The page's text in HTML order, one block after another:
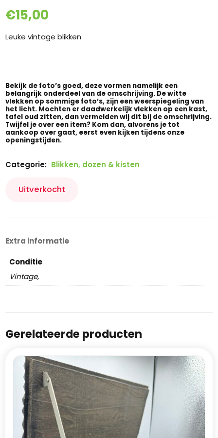
€15,00
Leuke vintage blikken
Bekijk de foto’s goed, deze vormen namelijk een
belangrijk onderdeel van de omschrijving. De witte
vlekken op sommige foto’s, zijn een weerspiegeling van
het licht. Mochten er daadwerkelijk vlekken op een kast,
tafel oud zitten, dan vermelden wij dit bij de omschrijving.
Twijfel je over een item? Kom dan, alvorens je tot
aankoop over gaat, eerst even kijken tijdens onze
openingstijden.
Uitverkocht
Categorie: Blikken, dozen & kisten
Extra informatie
Conditie
Vintage,
Gerelateerde producten